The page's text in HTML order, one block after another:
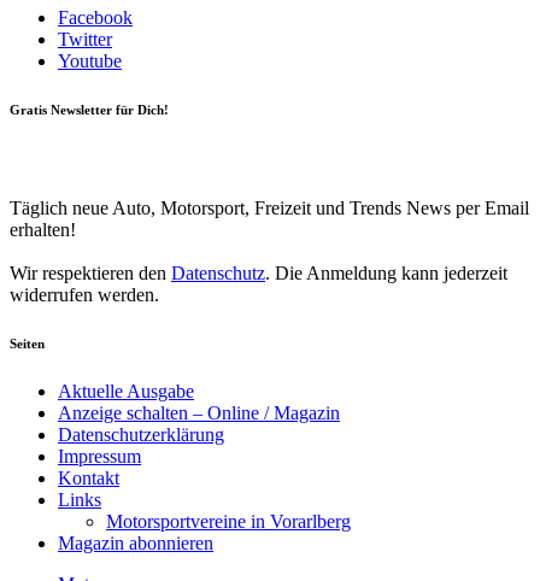
Facebook
Twitter
Youtube
Gratis Newsletter für Dich!
Täglich neue Auto, Motorsport, Freizeit und Trends News per Email
erhalten!
Wir respektieren den Datenschutz. Die Anmeldung kann jederzeit
widerrufen werden.
Seiten
Aktuelle Ausgabe
Anzeige schalten – Online / Magazin
Datenschutzerklärung
Impressum
Kontakt
Links
Motorsportvereine in Vorarlberg
Magazin abonnieren